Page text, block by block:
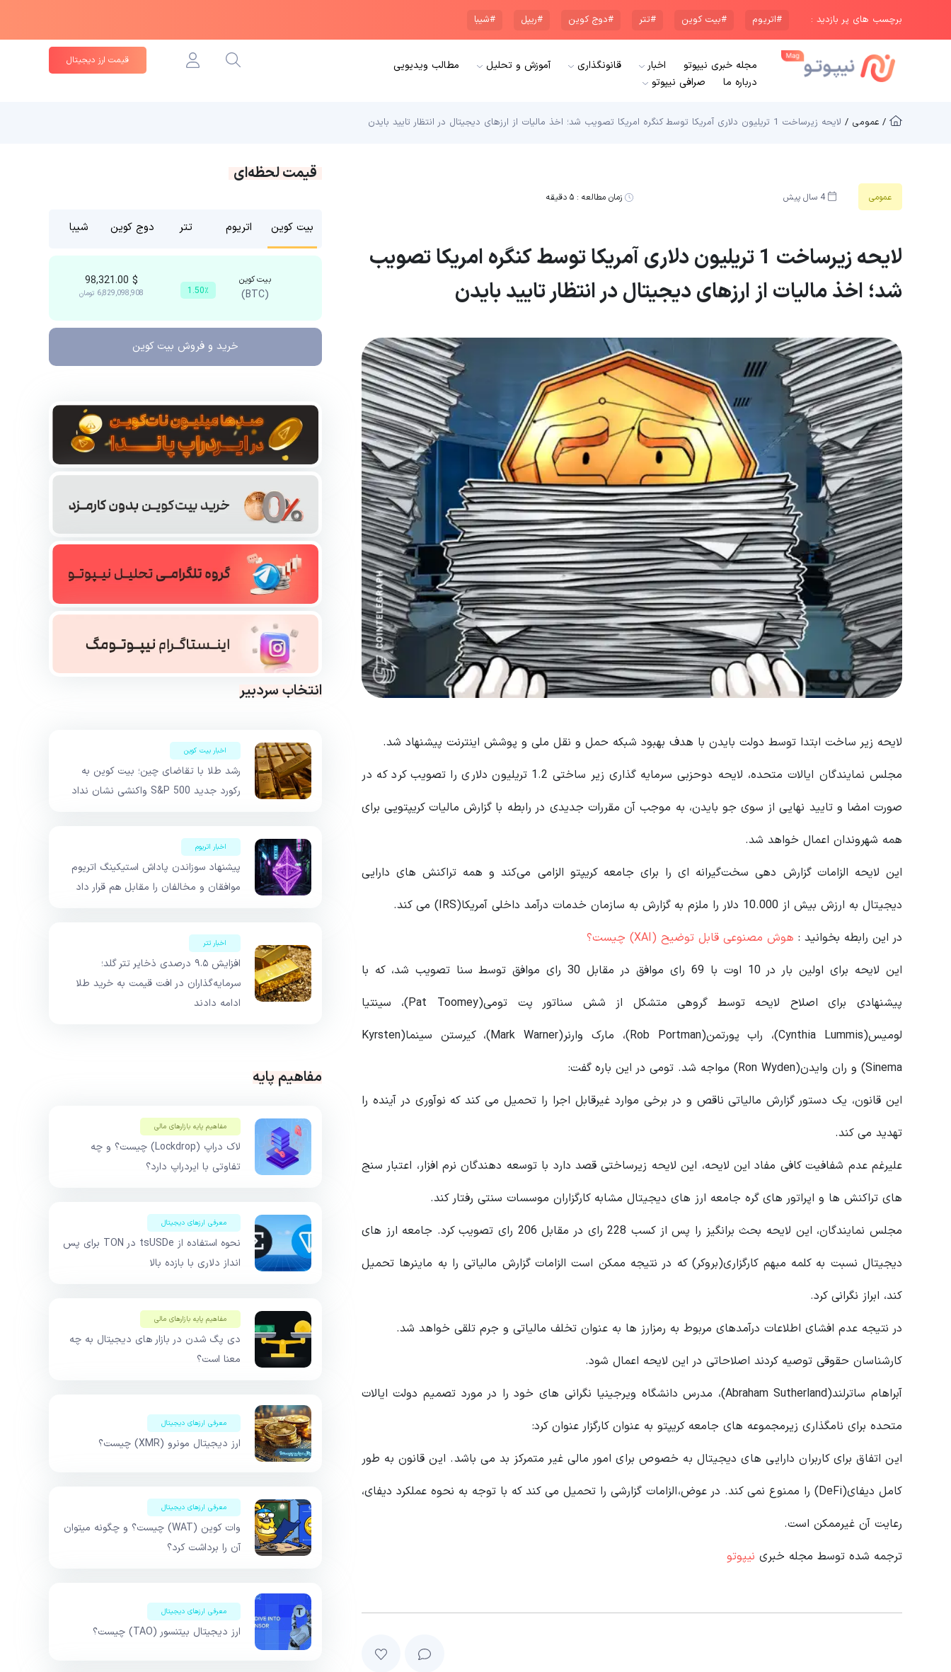
برچسب های پر بازدید : #اتریوم #بیت کوین #تتر #دوج کوین #ریپل #شیبا
مجله خبری نیپوتو اخبار قانونگذاری آموزش و تحلیل
مطالب ویدیویی
درباره ما
صرافی نیپوتو
قیمت ارز دیجیتال
/ عمومی / لایحه زیرساخت 1 تریلیون دلاری آمریکا توسط کنگره امریکا تصویب شد؛ اخذ مالیات از ارزهای دیجیتال در انتظار تایید بایدن
عمومی 4 سال پیش زمان مطالعه :۵ دقیقه
لایحه زیرساخت 1 تریلیون دلاری آمریکا توسط کنگره امریکا تصویب
شد؛ اخذ مالیات از ارزهای دیجیتال در انتظار تایید بایدن
لایحه زیر ساخت ابتدا توسط دولت بایدن با هدف بهبود شبکه حمل و نقل ملی و پوشش اینترنت پیشنهاد شد.
مجلس نمایندگان ایالات متحده، لایحه دوحزبی سرمایه گذاری زیر ساختی 1.2 تریلیون دلاری را تصویب کرد که در
صورت امضا و تایید نهایی از سوی جو بایدن، به موجب آن مقررات جدیدی در رابطه با گزارش مالیات کریپتویی برای
همه شهروندان اعمال خواهد شد.
این لایحه الزامات گزارش‌ دهی سخت‌گیرانه‌ ای را برای جامعه کریپتو الزامی می‌کند و همه تراکنش‌ های دارایی
دیجیتال به ارزش بیش از 10.000 دلار را ملزم به گزارش به سازمان خدمات درآمد داخلی آمریکا(IRS) می‌ کند.
در این رابطه بخوانید‌ : هوش مصنوعی قابل توضیح (XAI) چیست؟
این لایحه برای اولین بار در 10 اوت با 69 رای موافق در مقابل 30 رای موافق توسط سنا تصویب شد، که با
پیشنهادی برای اصلاح لایحه توسط گروهی متشکل از شش سناتور پت تومی(Pat Toomey)، سینتیا
لومیس(Cynthia Lummis)، راب پورتمن(Rob Portman)، مارک وارنر(Mark Warner)، کیرستن سینما(Kyrsten
Sinema) و ران وایدن(Ron Wyden) مواجه شد. تومی در این باره گفت:
این قانون، یک دستور گزارش مالیاتی ناقص و در برخی موارد غیرقابل اجرا را تحمیل می کند که نوآوری در آینده را
تهدید می کند.
علیرغم عدم شفافیت کافی مفاد این لایحه، این لایحه زیرساختی قصد دارد با توسعه دهندگان نرم افزار، اعتبار سنج
های تراکنش ها و اپراتور های گره جامعه ارز های دیجیتال مشابه کارگزاران موسسات سنتی رفتار کند.
مجلس نمایندگان، این لایحه بحث برانگیز را پس از کسب 228 رای در مقابل 206 رای تصویب کرد. جامعه ارز های
دیجیتال نسبت به کلمه مبهم کارگزاری(بروکر) که در نتیجه ممکن است الزامات گزارش مالیاتی را به ماینرها تحمیل
کند، ابراز نگرانی کرد.
در نتیجه عدم افشای اطلاعات درآمدهای مربوط به رمزارز ها به عنوان تخلف مالیاتی و جرم تلقی خواهد شد.
کارشناسان حقوقی توصیه کردند اصلاحاتی در این لایحه اعمال شود.
آبراهام ساترلند(Abraham Sutherland)، مدرس دانشگاه ویرجینیا نگرانی‌ های خود را در مورد تصمیم دولت ایالات
متحده برای نامگذاری زیرمجموعه‌ های جامعه کریپتو به عنوان کارگزار عنوان کرد:
این اتفاق برای کاربران دارایی های دیجیتال به خصوص برای امور مالی غیر متمرکز بد می باشد. این قانون به طور
کامل دیفای(DeFi) را ممنوع نمی کند. در عوض، الزامات گزارشی را تحمیل می کند که با توجه به نحوه عملکرد دیفای،
رعایت آن غیرممکن است.
ترجمه شده توسط مجله خبری نیپوتو
قیمت لحظه‌ای
بیت کوین اتریوم تتر دوج کوین شیبا
بیت کوین
(BTC) 1.50٪
$
6,829,098,908 تومان
خرید و فروش بیت کوین
انتخاب سردبیر
اخبار بیت کوین
رشد طلا با تقاضای چین؛ بیت کوین به
رکورد جدید S&P 500 واکنشی نشان نداد
اخبار اتریوم
پیشنهاد سوزاندن پاداش استیکینگ اتریوم
موافقان و مخالفان را مقابل هم قرار داد
اخبار تتر
افزایش ۹.۵ درصدی ذخایر تتر گلد؛
سرمایه‌گذاران در افت قیمت به خرید طلا
ادامه دادند
مفاهیم پایه
مفاهیم پایه بازار‌های مالی
لاک دراپ (Lockdrop) چیست؟ و چه
تفاوتی با ایردراپ دارد؟
معرفی ارزهای دیجیتال
نحوه استفاده از tsUSDe در TON برای پس
انداز دلاری با بازده بالا
مفاهیم پایه بازار‌های مالی
دی پگ شدن در بازار های دیجیتال به چه
معنا است؟
معرفی ارزهای دیجیتال
ارز دیجیتال مونرو (XMR) چیست؟
معرفی ارزهای دیجیتال
وات کوین (WAT) چیست؟ و چگونه میتوان
آن را برداشت کرد؟
معرفی ارزهای دیجیتال
ارز دیجیتال بیتنسور (TAO) چیست؟